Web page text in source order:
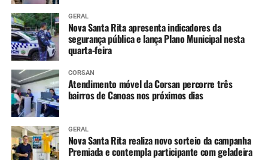
GERAL
Nova Santa Rita apresenta indicadores da
segurança pública e lança Plano Municipal nesta
quarta-feira
CORSAN
Atendimento móvel da Corsan percorre três
bairros de Canoas nos próximos dias
GERAL
Nova Santa Rita realiza novo sorteio da campanha
Premiada e contempla participante com geladeira